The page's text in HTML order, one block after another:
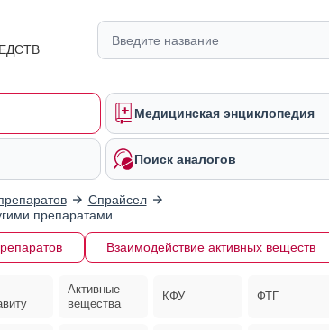
Медицинская энциклопедия
Поиск аналогов
Спрайсел
препаратами
Взаимодействие активных веществ
Активные
вещества
КФУ ФТГ